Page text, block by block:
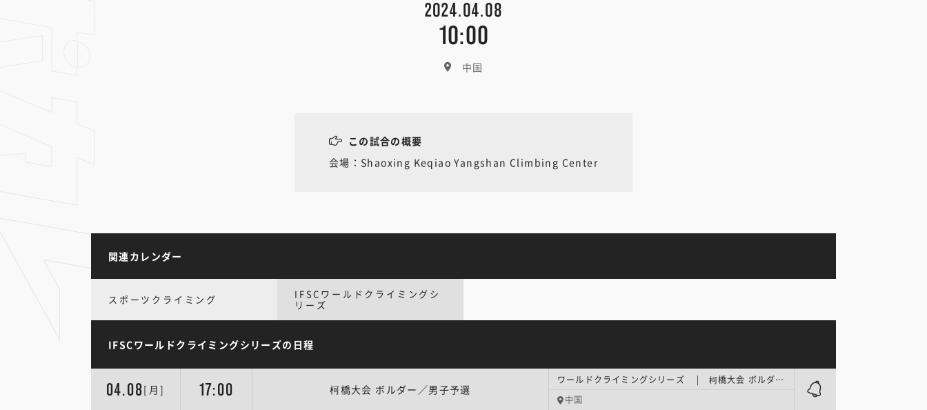
2024.04.08
10:00
中国
この試合の概要
会場：Shaoxing Keqiao Yangshan Climbing Center
関連カレンダー
スポーツクライミング
IFSCワールドクライミングシ
リーズ
IFSCワールドクライミングシリーズの日程
04.08[月] 17:00 柯橋大会 ボルダー／男子予選
ワールドクライミングシリーズ | 柯橋大会 ボルダー／男子予選
中国